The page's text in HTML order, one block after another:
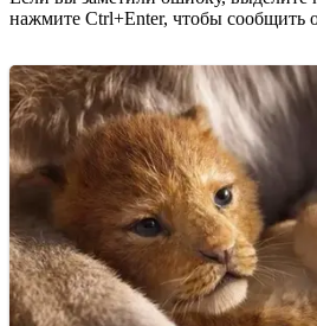
нажмите Ctrl+Enter, чтобы сообщить